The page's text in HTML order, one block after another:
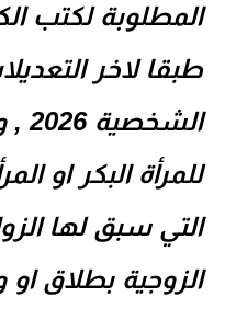
المطلوبة لكتب
طبقا لاخر
للمرأة البكر او
التي سبق لها
الزوجية بطلاق او